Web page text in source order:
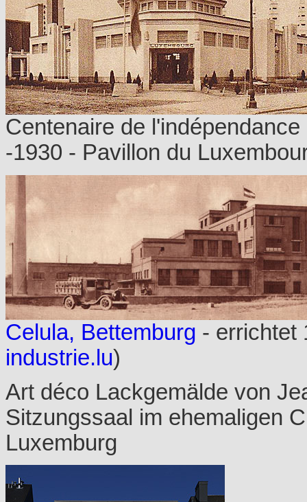
Centenaire de
-1930 - Pavillon du
Celula, Bettemburg - errichtet
industrie.lu)
Art déco Lackgemälde von
Sitzungssaal im ehemaligen
Luxemburg